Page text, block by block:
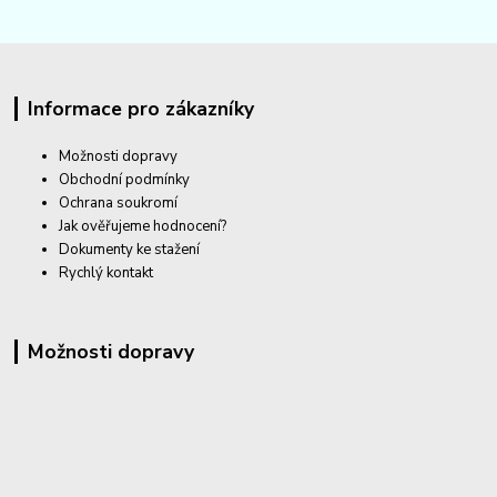
Informace pro zákazníky
Možnosti dopravy
Obchodní podmínky
Ochrana soukromí
Jak ověřujeme hodnocení?
Dokumenty ke stažení
Rychlý kontakt
Možnosti dopravy